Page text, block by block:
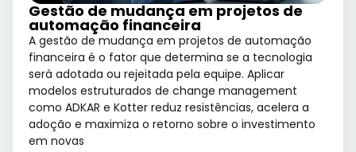
Gestão de mudança em projetos de
automação financeira
A gestão de mudança em projetos de automação
financeira é o fator que determina se a tecnologia
será adotada ou rejeitada pela equipe. Aplicar
modelos estruturados de change management
como ADKAR e Kotter reduz resistências, acelera a
adoção e maximiza o retorno sobre o investimento
em novas